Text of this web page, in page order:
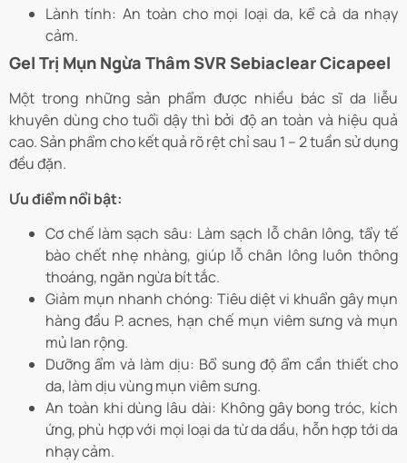
Lành tính: An toàn cho mọi loại da, kể cả da nhạy
cảm.
Gel Trị Mụn Ngừa Thâm SVR Sebiaclear Cicapeel
Một trong những sản phẩm được nhiều bác sĩ da liễu
khuyên dùng cho tuổi dậy thì bởi độ an toàn và hiệu quả
cao. Sản phẩm cho kết quả rõ rệt chỉ sau 1 – 2 tuần sử dụng
đều đặn.
Ưu điểm nổi bật:
Cơ chế làm sạch sâu: Làm sạch lỗ chân lông, tẩy tế
bào chết nhẹ nhàng, giúp lỗ chân lông luôn thông
thoáng, ngăn ngừa bít tắc.
Giảm mụn nhanh chóng: Tiêu diệt vi khuẩn gây mụn
hàng đầu P. acnes, hạn chế mụn viêm sưng và mụn
mủ lan rộng.
Dưỡng ẩm và làm dịu: Bổ sung độ ẩm cần thiết cho
da, làm dịu vùng mụn viêm sưng.
An toàn khi dùng lâu dài: Không gây bong tróc, kích
ứng, phù hợp với mọi loại da từ da dầu, hỗn hợp tới da
nhạy cảm.